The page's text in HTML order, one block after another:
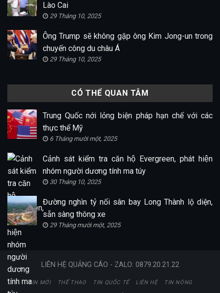
Lào Cai
29 Tháng 10, 2025
Ông Trump sẽ không gặp ông Kim Jong-un trong
chuyến công du châu Á
29 Tháng 10, 2025
CÓ THỂ QUAN TÂM
Trung Quốc nới lỏng biện pháp hạn chế với các
thực thể Mỹ
6 Tháng mười một, 2025
Cảnh sát kiểm tra căn hộ Evergreen, phát hiện
nhóm người dương tính ma túy
30 Tháng 10, 2025
Đường nghìn tỷ nối sân bay Long Thành lộ diện,
sẵn sàng thông xe
29 Tháng mười một, 2025
LIÊN HỆ QUẢNG CÁO - ZALO: 0879.20.21.22
TIN MỚI THỂ THAO TIN QUỐC TẾ LIÊN HỆ TIN NÓNG